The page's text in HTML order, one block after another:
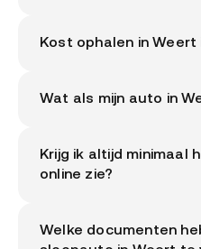
maximaal 14 dagen. Je
meerdere afnemers
Kost ophalen in Weert
ophaalservice in heel
Wat als mijn auto in
autotransporter. Geef
auto niet rijdt, dan
Krijg ik altijd minimaal
online zie?
tenzij de staat van je
Welke documenten